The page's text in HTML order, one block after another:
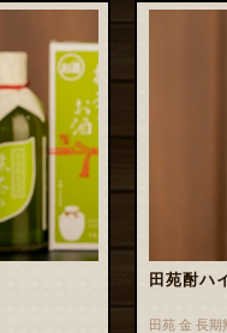
田苑酎ハ
田苑 金 長